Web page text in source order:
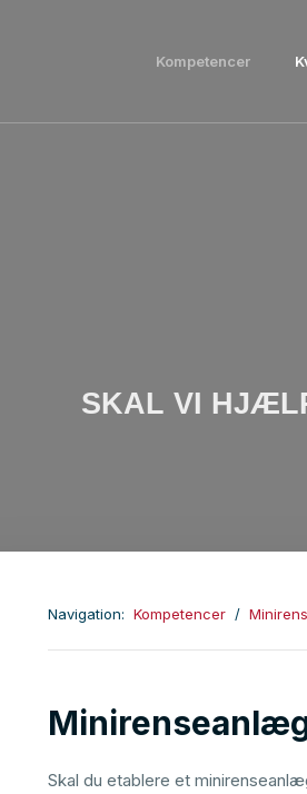
Kompetencer
SKAL VI
Navigation:Kompetencer /
Skal du etablere et